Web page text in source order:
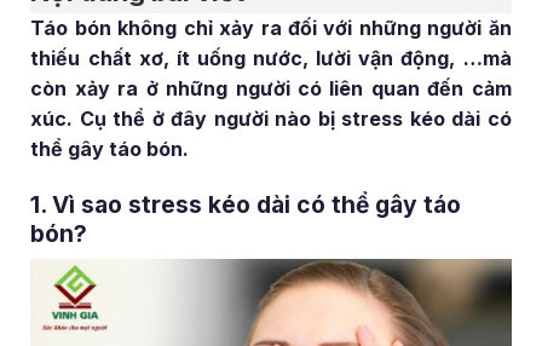
Táo bón không chỉ xảy ra đối với những người ăn
thiếu chất xơ, ít uống nước, lười vận động, …mà
còn xảy ra ở những người có liên quan đến cảm
xúc. Cụ thể ở đây người nào bị stress kéo dài có
thể gây táo bón.
1. Vì sao stress kéo dài có thể gây táo
bón?